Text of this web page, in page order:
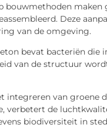
bouwmethoden maken
Deze
van de omgeving.
bevat bacteriën die
van de structuur
integreren van groene
verbetert de
biodiversiteit in